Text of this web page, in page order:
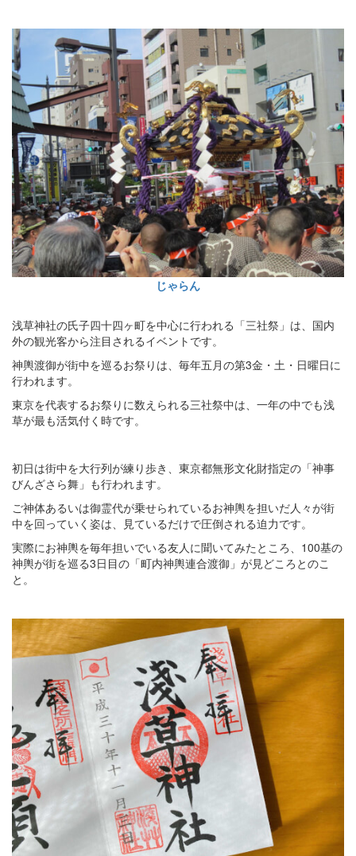
じゃらん
浅草神社の氏子四十四ヶ町を中心に行われる「三社祭」は、国内
外の観光客から注目されるイベントです。
神輿渡御が街中を巡るお祭りは、毎年五月の第3金・土・日曜日に
行われます。
東京を代表するお祭りに数えられる三社祭中は、一年の中でも浅
草が最も活気付く時です。
初日は街中を大行列が練り歩き、東京都無形文化財指定の「神事
びんざさら舞」も行われます。
ご神体あるいは御霊代が乗せられているお神輿を担いだ人々が街
中を回っていく姿は、見ているだけで圧倒される迫力です。
実際にお神輿を毎年担いでいる友人に聞いてみたところ、100基の
神輿が街を巡る3日目の「町内神輿連合渡御」が見どころとのこ
と。